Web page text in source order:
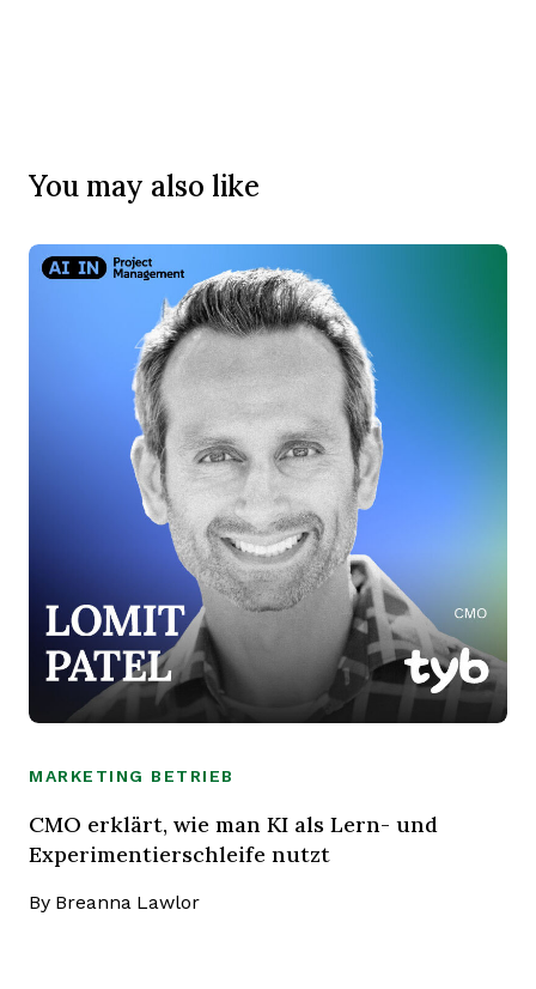
You may also like
MARKETING BETRIEB
CMO erklärt, wie man KI als Lern- und
Experimentierschleife nutzt
By Breanna Lawlor